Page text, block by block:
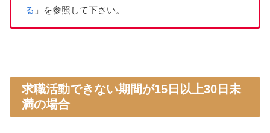
る 」を参照して下さい。
求職活動できない期間が15日以上30日未
満の場合